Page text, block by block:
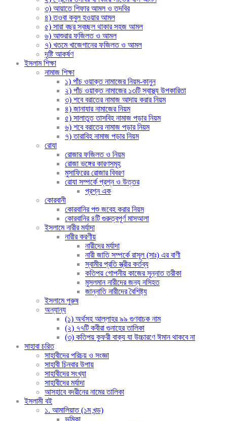
৩) আয়াতে শিফার আমল ও তদবির
৪) তওবা কবুল হওয়ার আমল
৫) সারা বছর স্বচ্ছল থাকার সহজ আমল
৬) আশুরার ফজিলত ও আমল
৭) খতমে খাজেগানের ফজিলত ও আমল
দৃষ্টি আকর্ষণ
ইসলাম শিক্ষা
নামাজ শিক্ষা
১) পাঁচ ওয়াক্ত নামাজের নিয়ম-কানুন
২) পাঁচ ওয়াক্ত নামাজের ১৩টি স্বাস্থ্য উপকারিতা
৩) শবে বরাতের নামাজ আদায় করার নিয়ম
৪) জানাযার নামাজের নিয়ম
৫) সালাতুত তাসবিহ নামাজ পড়ার নিয়ম
৬) শবে বরাতের নামাজ পড়ার নিয়ম
৭) তারাবিহ নামাজ পড়ার নিয়ম
রোযা
রোজার ফজিলত ও নিয়ম
রোজা ভঙ্গের কারণসমূহ
মুসাফিরের রোজার বিবরণ
রোযা সম্পর্কে প্রশ্ন ও উত্তর
প্রশ্ন এক
কোরবানী
কোরবানির পশু জবেহ করার নিয়ম
কোরবানির ৪টি গুরুত্বপূর্ণ মাসআলা
ইসলামে নারীর মর্যাদা
নারীর করণীয়
নারীদের মর্যাদা
নারী জাতি সম্পর্কে রাসূল (সাঃ) এর বাণী
স্বামীর প্রতি স্ত্রীর কর্তব্য
কতিপয় গোপনীয় কাজের সুন্নাত তরীকা
মুসলমান নারীদের জন্য নসিহত
জান্নাতি নারীদের বৈশিষ্ট্য
ইসলামে পুরুষ
অন্যান্য
(১) অর্থসহ আল্লাহর ৯৯ গুণবাচক নাম
(২) ৭৭টি কবীরা গুনাহের তালিকা
(৩) কতিপয় কুফরী বাক্য যা উচ্চারণে ঈমান থাকবে না
সাহাবা চরিত
সাহাবীদের পরিচয় ও সংজ্ঞা
সাহাবী চিনবার উপায়
সাহাবীদের সংখ্যা
সাহাবীদের মর্যাদা
আসহাবে বদরীনের নামের তালিকা
ইসলামী বই
১. আমালিয়াত (১ম খন্ড)
ভূমিকা